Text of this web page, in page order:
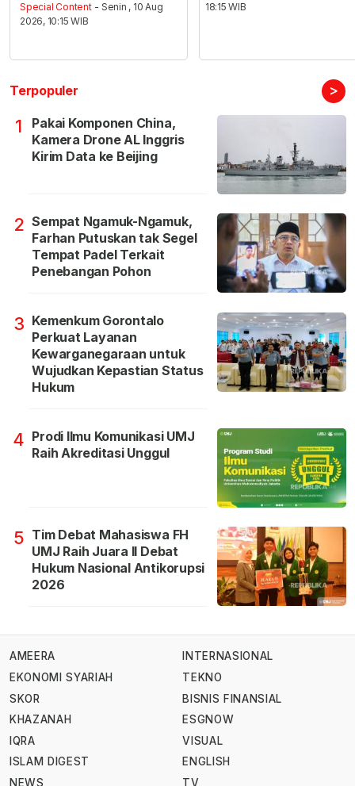
Special Content - Senin , 10 Aug
2026, 10:15 WIB
18:15 WIB
Terpopuler >
1
Pakai Komponen China,
Kamera Drone AL Inggris
Kirim Data ke Beijing
2 Sempat Ngamuk-Ngamuk,
Farhan Putuskan tak Segel
Tempat Padel Terkait
Penebangan Pohon
3 Kemenkum Gorontalo
Perkuat Layanan
Kewarganegaraan untuk
Wujudkan Kepastian Status
Hukum
4 Prodi Ilmu Komunikasi UMJ
Raih Akreditasi Unggul
5 Tim Debat Mahasiswa FH
UMJ Raih Juara II Debat
Hukum Nasional Antikorupsi
2026
AMEERA
EKONOMI SYARIAH
SKOR
KHAZANAH
IQRA
ISLAM DIGEST
NEWS
INTERNASIONAL
TEKNO
BISNIS FINANSIAL
ESGNOW
VISUAL
ENGLISH
TV